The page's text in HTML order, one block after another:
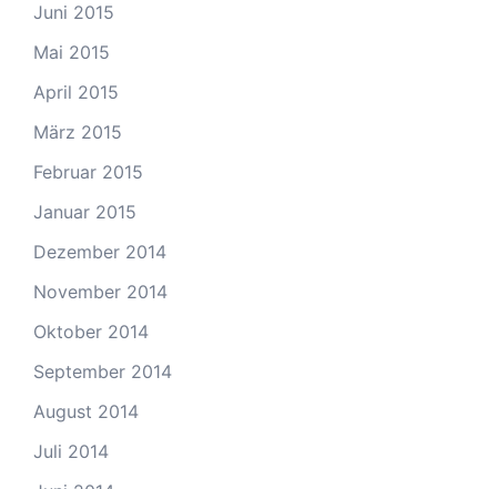
Juni 2015
Mai 2015
April 2015
März 2015
Februar 2015
Januar 2015
Dezember 2014
November 2014
Oktober 2014
September 2014
August 2014
Juli 2014